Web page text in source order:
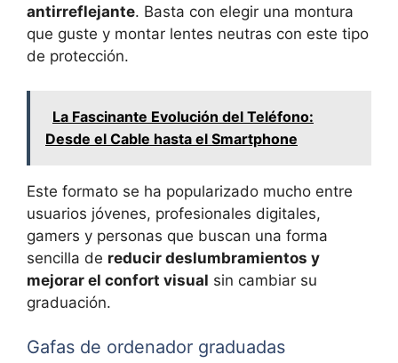
antirreflejante. Basta con elegir una montura
que guste y montar lentes neutras con este tipo
de protección.
La Fascinante Evolución del Teléfono:
Desde el Cable hasta el Smartphone
Este formato se ha popularizado mucho entre
usuarios jóvenes, profesionales digitales,
gamers y personas que buscan una forma
sencilla de reducir deslumbramientos y
mejorar el confort visual sin cambiar su
graduación.
Gafas de ordenador graduadas